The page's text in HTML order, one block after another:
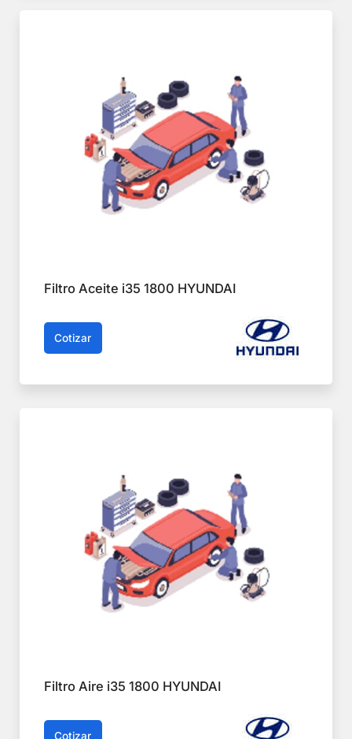
Filtro Aceite i35 1800 HYUNDAI
Cotizar
Filtro Aire i35 1800 HYUNDAI
Cotizar